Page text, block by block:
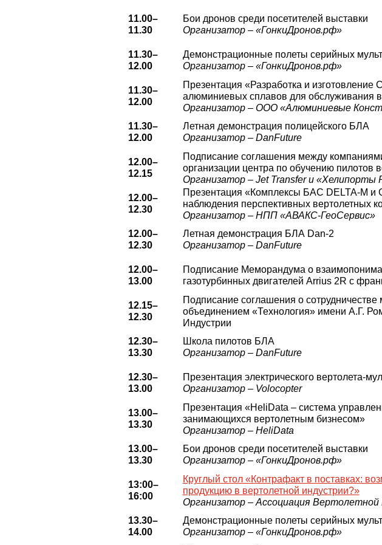
11.00–
11.30
Бои дронов среди посетителей выставки
Организатор – «ГонкиДронов.рф»
11.30–
12.00
Демонстрационные полеты серийных
Организатор – «ГонкиДронов.рф»
11.30–
12.00
Презентация «Разработка и
алюминиевых сплавов для обслуживания
Организатор – ООО «Алюминиевые
11.30–
12.00
Летная демонстрация полицейского БЛА
Организатор – DanFuture
12.00–
12.15
Подписание соглашения между
организации центра по обучению пилотов
Организатор – Jet Transfer и «Хелипорты
12.00–
12.30
Презентация «Комплексы БАС DELTA-M и
наблюдения перспективных вертолетных
Организатор – НПП «АВАКС-ГеоСервис»
12.00–
12.30
Летная демонстрация БЛА Dan-2
Организатор – DanFuture
12.00–
13.00
Подписание Меморандума о
газотурбинных двигателей Arrius 2R с
12.15–
12.30
Подписание соглашения о
объединением «Технология» имени А.Г.
Индустрии
12.30–
13.30
Школа пилотов БЛА
Организатор – DanFuture
12.30–
13.00
Презентация электрического вертолета-
Организатор – Volocopter
13.00–
13.30
Презентация «HeliData – система
занимающихся вертолетным бизнесом»
Организатор – HeliData
13.00–
13.30
Бои дронов среди посетителей выставки
Организатор – «ГонкиДронов.рф»
13:00–
16:00
Круглый стол «Контрафакт в поставках:
продукцию в вертолетной индустрии?»
Организатор – Ассоциация Вертолетной
13.30–
14.00
Демонстрационные полеты серийных
Организатор – «ГонкиДронов.рф»